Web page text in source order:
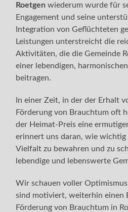
Roetgen wiederum wurde für
Engagement und seine
Integration von Geflüchteten
Leistungen unterstreicht die
Aktivitäten, die die Gemeinde
einer lebendigen,
beitragen.
In einer Zeit, in der der Erhalt
Förderung von Brauchtum oft
der Heimat-Preis eine
erinnert uns daran, wie
Vielfalt zu bewahren und zu
lebendige und lebenswerte
Wir schauen voller
sind motiviert, weiterhin einen
Förderung von Brauchtum in